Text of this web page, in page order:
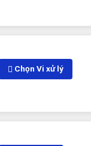
Chọn Vi xử lý